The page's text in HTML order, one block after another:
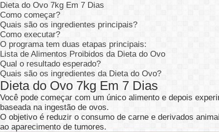
Dieta do Ovo 7kg Em 7 Dias
Como começar?
Quais são os ingredientes principais?
Como executar?
O programa tem duas etapas principais:
Lista de Alimentos Proibidos da Dieta do Ovo
Qual o resultado esperado?
Quais são os ingredientes da Dieta do Ovo?
Dieta do Ovo 7kg Em 7 Dias
Você pode começar com um único alimento e depois
baseada na ingestão de ovos.
O objetivo é reduzir o consumo de carne e derivados
ao aparecimento de tumores.